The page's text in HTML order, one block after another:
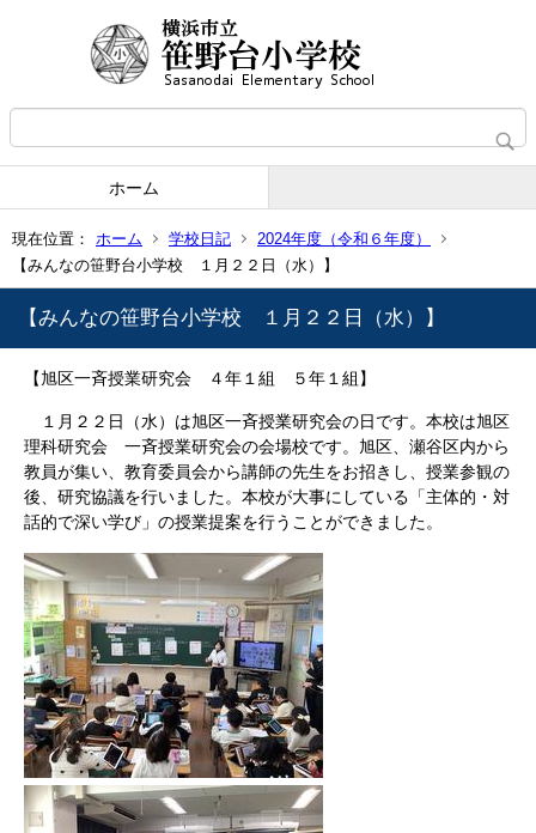
ホーム
現在位置： ホーム 学校日記
2024年度（令和６年度）
【みんなの笹野台小学校 １月２２日（水）】
【みんなの笹野台小学校 １月２２日（水）】
【旭区一斉授業研究会 ４年１組 ５年１組】
１月２２日（水）は旭区一斉授業研究会の日です。本校は旭区
理科研究会 一斉授業研究会の会場校です。旭区、瀬谷区内から
教員が集い、教育委員会から講師の先生をお招きし、授業参観の
後、研究協議を行いました。本校が大事にしている「主体的・対
話的で深い学び」の授業提案を行うことができました。